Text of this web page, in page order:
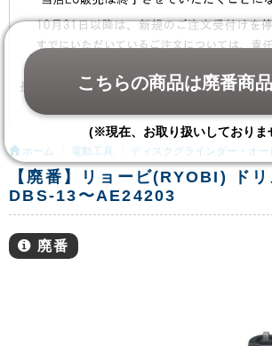
ホーム 電動工具 ディスクグラインダー・オ
【廃番】リョービ(RYOBI) ド
DBS-13〜AE24203
廃番
こちらの商品は廃番商品
(※現在、お取り扱いしておりま